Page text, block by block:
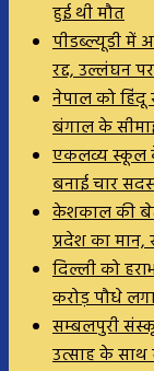
हुई थी मौत
पीडब्ल्यूडी में
रद्द, उल्लंघन
नेपाल को हिंदू
बंगाल के
एकलव्य स्कूल
बनाई चार
केशकाल की
प्रदेश का मान,
दिल्ली को
करोड़ पौधे
सम्बलपुरी
उत्साह के साथ